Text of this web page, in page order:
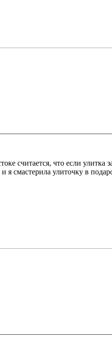
считается, что если улитка
я смастерила улиточку в